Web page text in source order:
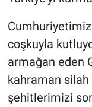
coşkuyla
armağan eden
kahraman silah
şehitlerimizi